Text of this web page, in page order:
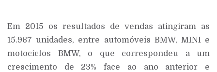
Em 2015 os resultados de vendas atingiram as
15.967 unidades, entre automóveis BMW, MINI e
motociclos BMW, o que correspondeu a um
crescimento de 23% face ao ano anterior e